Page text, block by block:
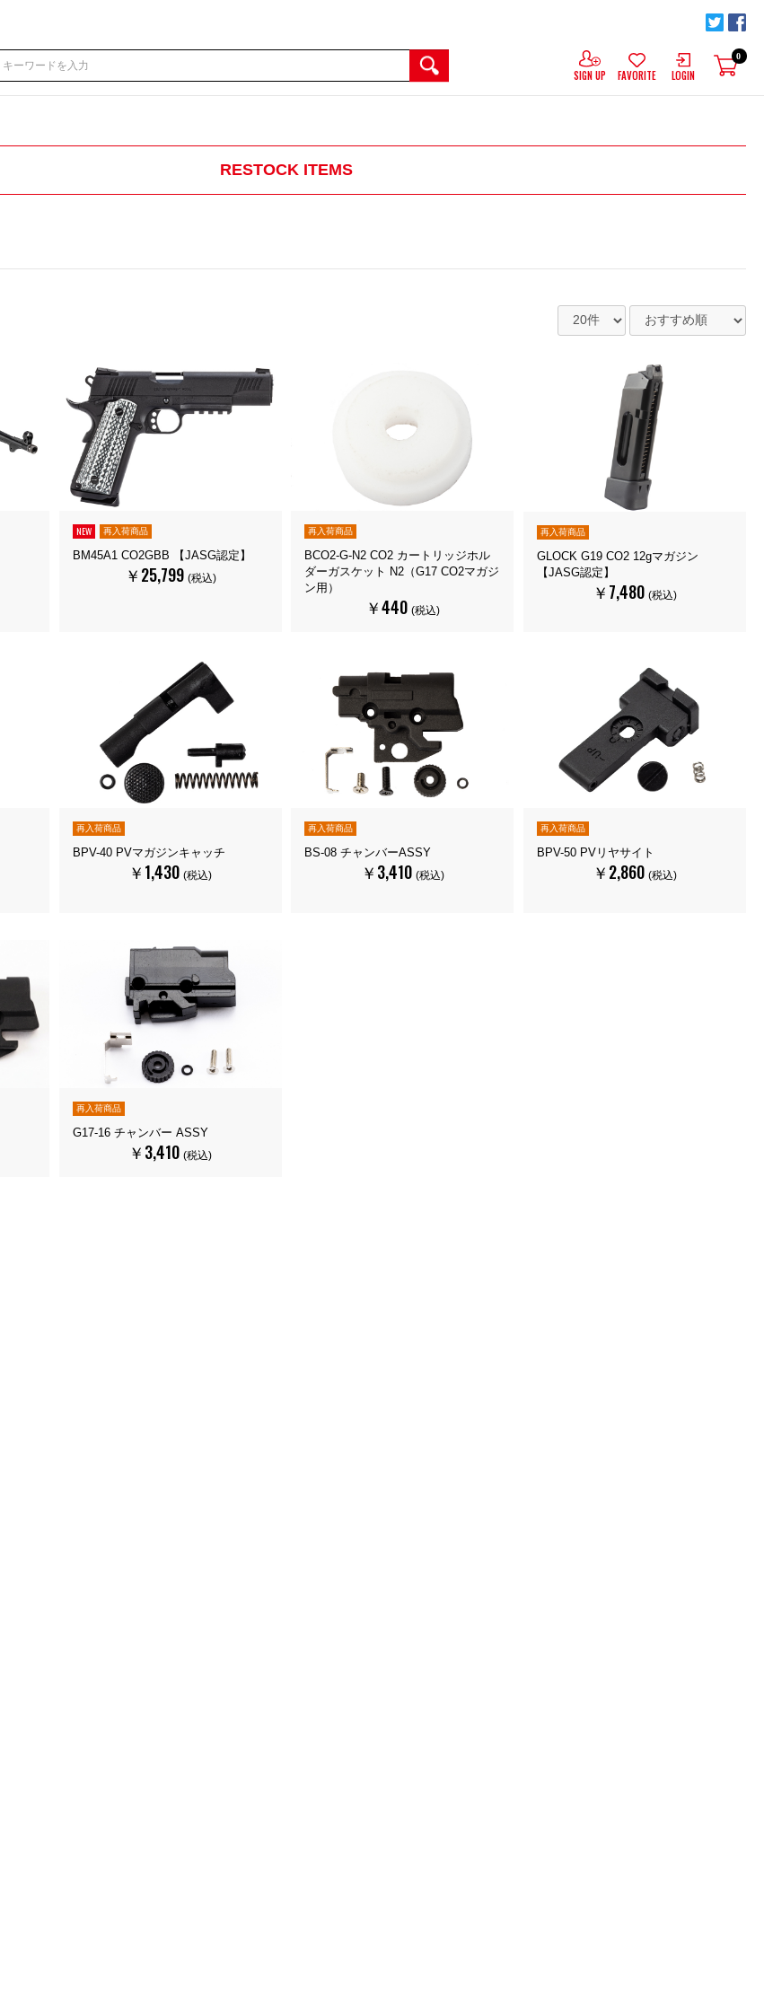
SIGN UP FAVORITE LOGIN
0
RESTOCK ITEMS
NEW 再入荷商品
BM45A1 CO2GBB 【JASG認定】
￥25,799 (税込)
再入荷商品
BCO2-G-N2 CO2 カートリッジホル
ダーガスケット N2（G17 CO2マガジ
ン用）
￥440 (税込)
再入荷商品
GLOCK G19 CO2 12gマガジン
【JASG認定】
￥7,480 (税込)
再入荷商品
BPV-40 PVマガジンキャッチ
￥1,430 (税込)
再入荷商品
BS-08 チャンバーASSY
￥3,410 (税込)
再入荷商品
BPV-50 PVリヤサイト
￥2,860 (税込)
再入荷商品
G17-16 チャンバー ASSY
￥3,410 (税込)